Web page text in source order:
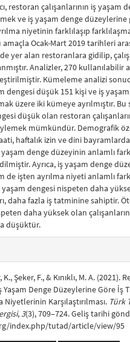
restoran çalışanlarının iş yaşam
ve iş yaşam denge düzeylerine
niyetinin farklılaşıp
Ocak-Mart 2019 tarihleri
yer alan restoranlara gidilip,
Analizler, 270 kullanılabilir
Kümeleme analizi
dengesi düşük 151 kişi ve iş
üzere iki kümeye ayrılmıştır. Bu
düşük olan restoran
mümkündür. Demografik
haftalık izin ve dini bayramlarda
denge düzeyinin anlamlı
Ayrıca, iş yaşam denge
de işten ayrılma niyeti anlamlı
dengesi nispeten daha
daha fazla iş tatminine sahiptir.
daha yüksek olan
düşüktür.
Şeker, F., & Kınıklı, M. A. (2021).
Yaşam Denge Düzeylerine Göre İş
Niyetlerinin Karşılaştırılması. Türk
, 3(3), 709–724. Geliş tarihi
index.php/tutad/article/view/95